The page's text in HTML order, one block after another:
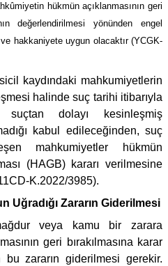
hükmün açıklanmasının geri
değerlendirilmesi yönünden engel
hakkaniyete uygun olacaktır (YCGK-
kaydındaki mahkumiyetlerin
halinde suç tarihi itibarıyla
suçtan dolayı kesinleşmiş
kabul edileceğinden, suç
mahkumiyetler hükmün
(HAGB) kararı verilmesine
K.2022/3985).
Uğradığı Zararın Giderilmesi
veya kamu bir zarara
geri bırakılmasına karar
zararın giderilmesi gerekir.